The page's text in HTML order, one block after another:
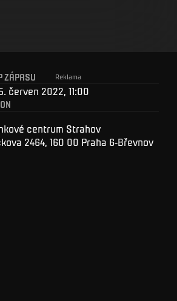
Reklama
ZÁPASU
červen 2022, 11:00
centrum Strahov
2464, 160 00 Praha 6-Břevnov